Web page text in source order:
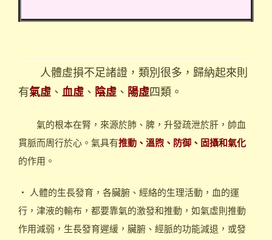
人體虛損不足諸證，類別很多，歸納起來則
有氣虛 、 血虛 、 陰虛 、 陽虛四類。
氣的根本在腎，來源於肺、脾，升發疏泄於肝，帥血
貫脈而周行於心。氣具有推動、溫煦、防御、固攝和氣化
的作用。
‧ 人體的生長發育，各臟腑、經絡的生理活動，血的運
行，津液的輸布，都要靠氣的激發和推動，如氣虛則推動
作用減弱，生長發育遲緩，臟腑、經脈的功能減退，或發